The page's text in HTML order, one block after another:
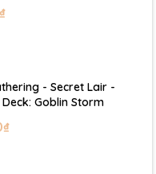
- Secret Lair -
Goblin Storm